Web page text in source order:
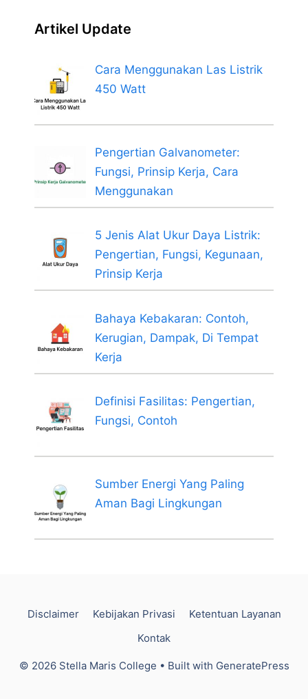
Artikel Update
Cara Menggunakan Las Listrik
450 Watt
Pengertian Galvanometer:
Fungsi, Prinsip Kerja, Cara
Menggunakan
5 Jenis Alat Ukur Daya Listrik:
Pengertian, Fungsi, Kegunaan,
Prinsip Kerja
Bahaya Kebakaran: Contoh,
Kerugian, Dampak, Di Tempat
Kerja
Definisi Fasilitas: Pengertian,
Fungsi, Contoh
Sumber Energi Yang Paling
Aman Bagi Lingkungan
Disclaimer Kebijakan Privasi
Ketentuan Layanan
Kontak
© 2026 Stella Maris College • Built with GeneratePress